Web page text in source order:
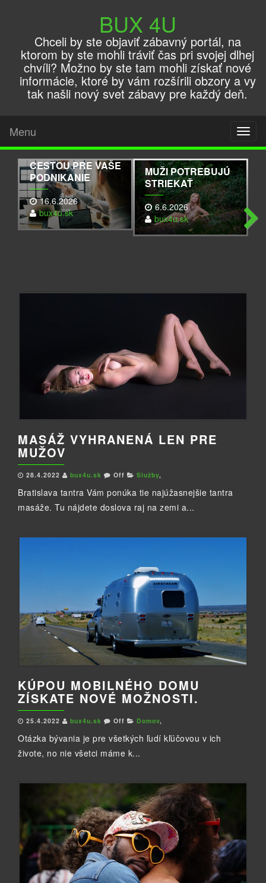
BUX 4U
Chceli by ste objaviť zábavný portál, na
ktorom by ste mohli tráviť čas pri svojej dlhej
chvíli? Možno by ste tam mohli získať nové
informácie, ktoré by vám rozšírili obzory a vy
tak našli nový svet zábavy pre každý deň.
MenuMADE FIRMY S
SPRÁVNOU
CESTOU PRE VAŠE
PODNIKANIE
16.6.2026
bux4u.sk
MUŽI POTREBUJÚ
STRIEKAŤ
6.6.2026
bux4u.sk
MASÁŽ VYHRANENÁ LEN PRE
MUŽOV
28.4.2022 bux4u.sk Off Služby,
Bratislava tantra Vám ponúka tie najúžasnejšie tantra
masáže. Tu nájdete doslova raj na zemi a...
KÚPOU MOBILNÉHO DOMU
ZÍSKATE NOVÉ MOŽNOSTI.
25.4.2022 bux4u.sk Off Domov,
Otázka bývania je pre všetkých ľudí kľúčovou v ich
živote, no nie všetci máme k...